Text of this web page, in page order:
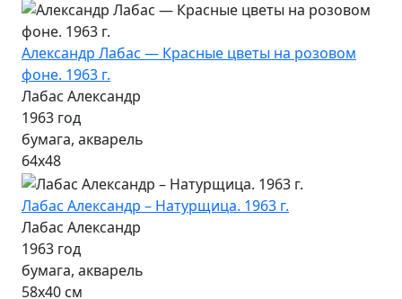
Александр Лабас — Красные цветы на розовом
фоне. 1963 г.
Лабас Александр
1963 год
бумага, акварель
64х48
Лабас Александр – Натурщица. 1963 г.
Лабас Александр
1963 год
бумага, акварель
58х40 см